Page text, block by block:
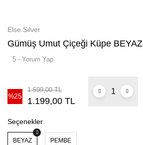
Else Silver
Gümüş Umut Çiçeği Küpe BEYAZ
5 - Yorum Yap
%25
1.599,00 TL
1.199,00 TL
Seçenekler
BEYAZ PEMBE